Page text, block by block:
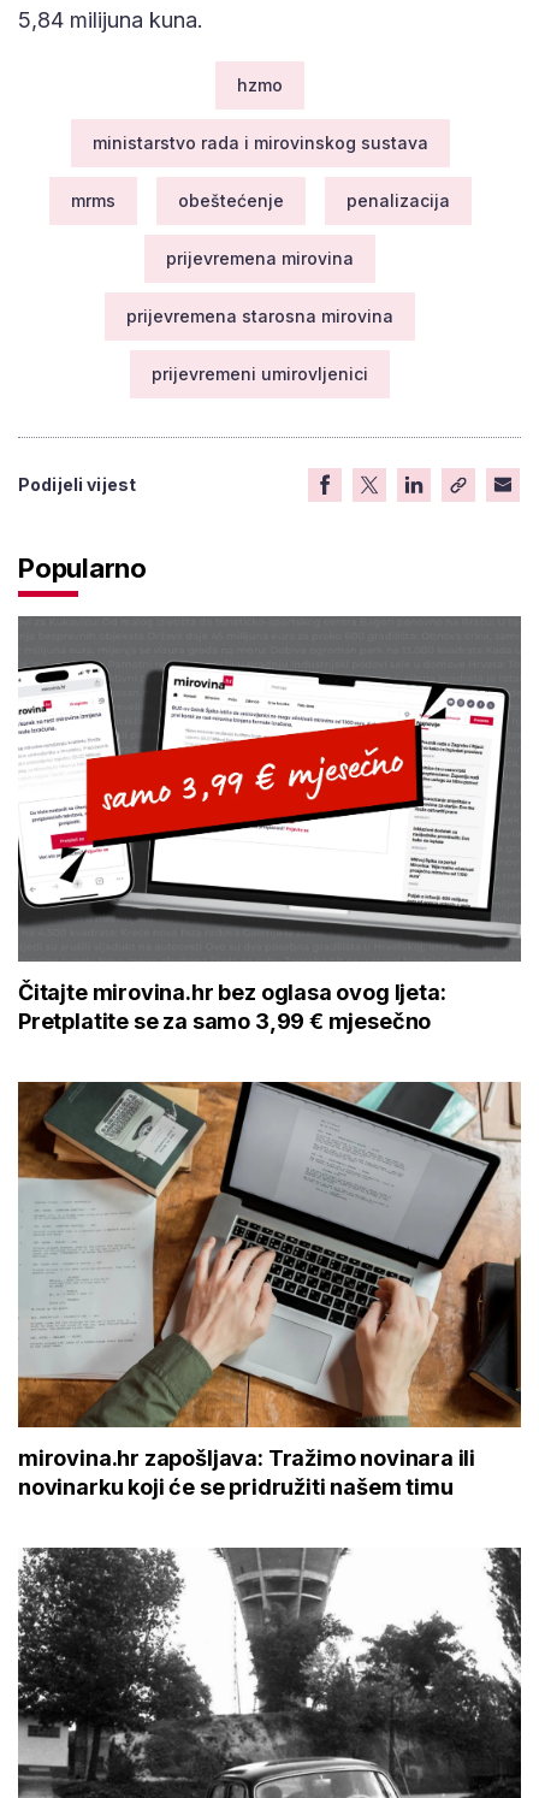
5,84 milijuna kuna.
hzmo
ministarstvo rada i mirovinskog sustava
mrms obeštećenje penalizacija
prijevremena mirovina
prijevremena starosna mirovina
prijevremeni umirovljenici
Podijeli vijest
Popularno
Čitajte mirovina.hr bez oglasa ovog ljeta:
Pretplatite se za samo 3,99 € mjesečno
mirovina.hr zapošljava: Tražimo novinara ili
novinarku koji će se pridružiti našem timu